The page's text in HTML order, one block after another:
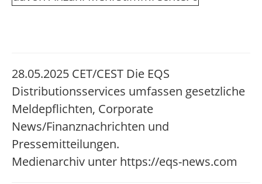
28.05.2025 CET/CEST Die EQS
Distributionsservices umfassen gesetzliche
Meldepflichten, Corporate
News/Finanznachrichten und
Pressemitteilungen.
Medienarchiv unter https://eqs-news.com